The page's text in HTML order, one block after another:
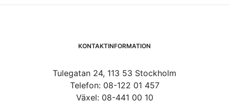
KONTAKTINFORMATION
Tulegatan 24, 113 53 Stockholm
Telefon: 08-122 01 457
Växel: 08-441 00 10